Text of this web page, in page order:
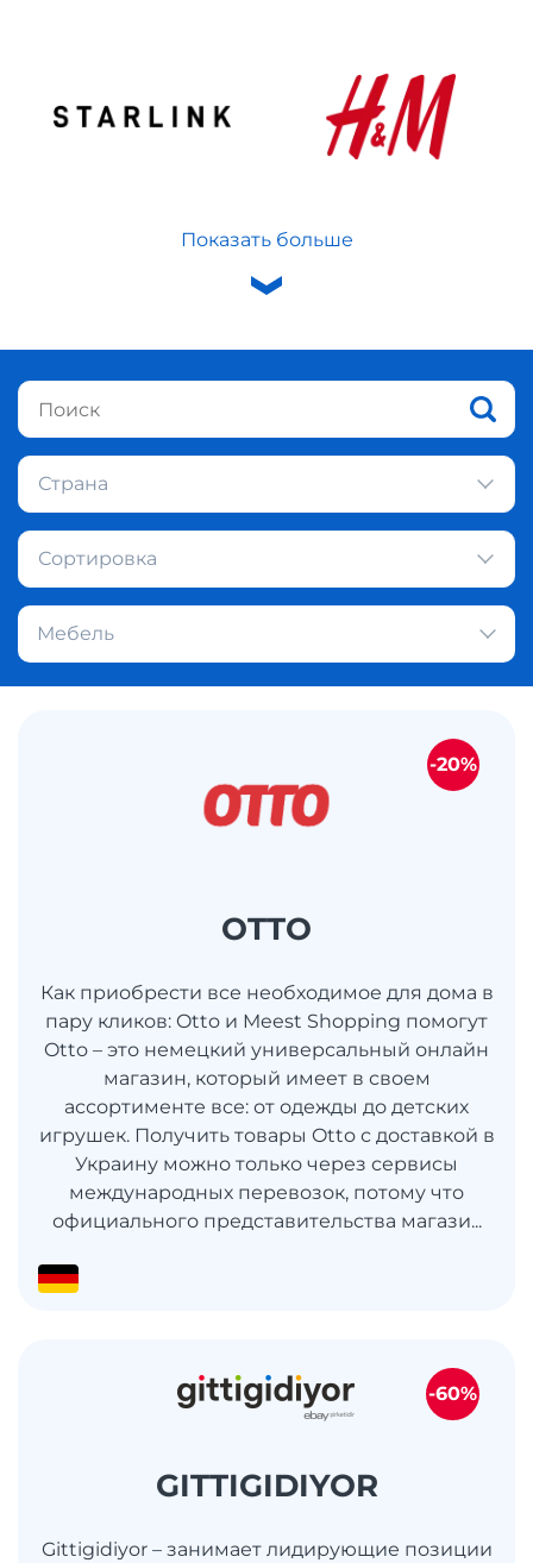
Показать больше
Страна
Сортировка
Мебель
OTTO
Как приобрести все необходимое для дома в
пару кликов: Otto и Meest Shopping помогут
Otto – это немецкий универсальный онлайн
магазин, который имеет в своем
ассортименте все: от одежды до детских
игрушек. Получить товары Otto с доставкой в
​​Украину можно только через сервисы
международных перевозок, потому что
официального представительства магази...
-20%
GITTIGIDIYOR
Gittigidiyor – занимает лидирующие позиции
-60%